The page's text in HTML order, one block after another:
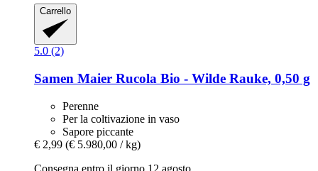
Carrello
5.0 (2)
Samen Maier Rucola Bio -​ Wilde Rauke, 0,50 g
Perenne
Per la coltivazione in vaso
Sapore piccante
€ 2,99 (€ 5.980,00 / kg)
Consegna entro il giorno 12 agosto